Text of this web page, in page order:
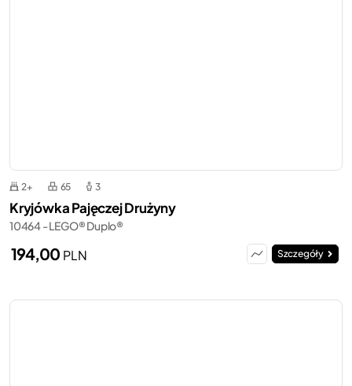
2+ 65 3
Kryjówka Pajęczej Drużyny
10464 - LEGO® Duplo®
194,00 PLN Szczegóły